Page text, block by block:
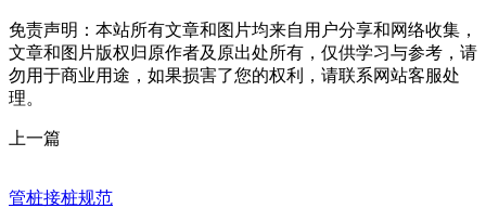
免责声明：本站所有文章和图片均来自用户分享和网络收集，
文章和图片版权归原作者及原出处所有，仅供学习与参考，请
勿用于商业用途，如果损害了您的权利，请联系网站客服处
理。
上一篇
管桩接桩规范